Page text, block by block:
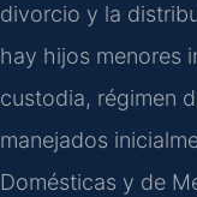
divorcio y la
hay hijos menores
custodia, régimen
manejados
Domésticas y de